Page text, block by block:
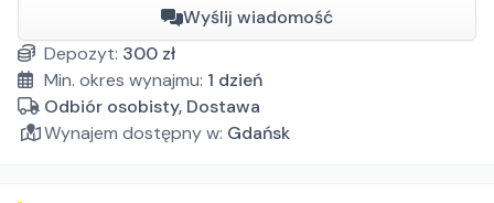
Wyślij wiadomość
Depozyt: 300 zł
Min. okres wynajmu: 1 dzień
Odbiór osobisty, Dostawa
Wynajem dostępny w: Gdańsk